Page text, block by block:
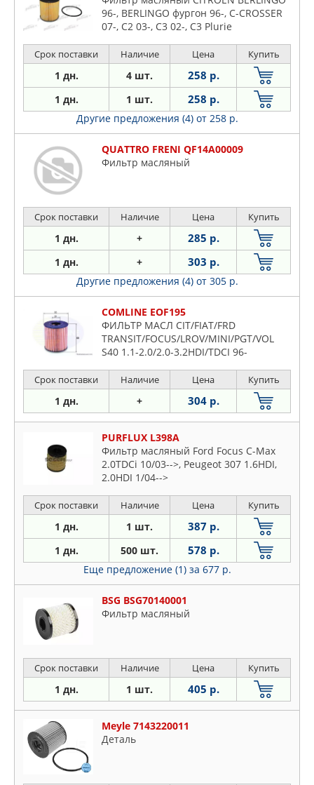
96-, BERLINGO фургон 96-, C-CROSSER
07-, C2 03-, C3 02-, C3 Plurie
Срок поставки Наличие Цена Купить
1 дн. 4 шт. 258 р.
1 дн. 1 шт. 258 р.
Другие предложения (4) от 258 р.
QUATTRO FRENI QF14A00009
Фильтр масляный
Срок поставки Наличие Цена Купить
1 дн. + 285 р.
1 дн. + 303 р.
Другие предложения (4) от 305 р.
COMLINE EOF195
ФИЛЬТР МАСЛ CIT/FIAT/FRD
TRANSIT/FOCUS/LROV/MINI/PGT/VOL
S40 1.1-2.0/2.0-3.2HDI/TDCI 96-
Срок поставки Наличие Цена Купить
1 дн. + 304 р.
PURFLUX L398A
Фильтр масляный Ford Focus C-Max
2.0TDCi 10/03-->, Peugeot 307 1.6HDI,
2.0HDI 1/04-->
Срок поставки Наличие Цена Купить
1 дн. 1 шт. 387 р.
1 дн. 500 шт. 578 р.
Еще предложение (1) за 677 р.
BSG BSG70140001
Фильтр масляный
Срок поставки Наличие Цена Купить
1 дн. 1 шт. 405 р.
Meyle 7143220011
Деталь